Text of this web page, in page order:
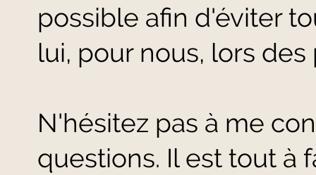
possible afin d'éviter
lui, pour nous, lors
N'hésitez pas à me
questions. Il est tout à